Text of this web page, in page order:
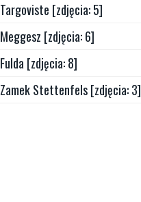
Targoviste [zdjęcia: 5]
Meggesz [zdjęcia: 6]
Fulda [zdjęcia: 8]
Zamek Stettenfels [zdjęcia: 3]